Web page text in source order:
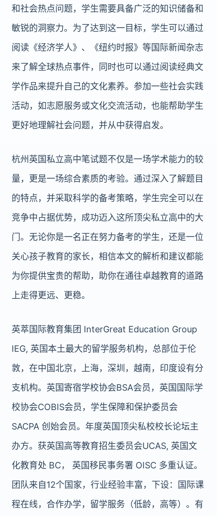
和社会热点问题，学生需要具备广泛的知识储备和
敏锐的洞察力。为了达到这一目标，学生可以通过
阅读《经济学人》、《纽约时报》等国际新闻杂志
来了解全球热点事件，同时也可以通过阅读经典文
学作品来提升自己的文化素养。参加一些社会实践
活动，如志愿服务或文化交流活动，也能帮助学生
更好地理解社会问题，并从中获得启发。
杭州英国私立高中笔试题不仅是一场学术能力的较
量，更是一场综合素质的考验。通过深入了解题目
的特点，并采取科学的备考策略，学生完全可以在
竞争中占据优势，成功迈入这所顶尖私立高中的大
门。无论你是一名正在努力备考的学生，还是一位
关心孩子教育的家长，相信本文的解析和建议都能
为你提供宝贵的帮助，助你在通往卓越教育的道路
上走得更远、更稳。
英萃国际教育集团 InterGreat Education Group
IEG, 英国本土最大的留学服务机构，总部位于伦
敦，在中国北京，上海，深圳，越南，印度设有分
支机构。英国寄宿学校协会BSA会员，英国国际学
校协会COBIS会员，学生保障和保护委员会
SACPA 创始会员。年度英国顶尖私校校长论坛主
办方。获英国高等教育招生委员会UCAS, 英国文
化教育处 BC， 英国移民事务署 OISC 多重认证。
团队来自12个国家，行业经验丰富，下设：国际课
程在线，合作办学，留学服务（低龄，高等）。有